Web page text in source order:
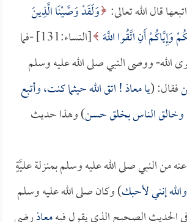
قال الله تعالى: وَلَقَدْ وَصَّيْنَا الَّذِينَ
وَإِيَّاكُمْ أَنِ اتَّقُوا اللَّهَ
[النساء:131] -فما
ووصى النبي صلى الله عليه وسلم
فقال: (يامعاذ! اتق الله حيثما كنت، وأتبع
وخالق الناس بخلق حسن) وهذا حديث
من النبي صلى الله عليه وسلم بمنزلة عليَّةٍ
والله إنني لأحبك) وكان صلى الله عليه وسلم